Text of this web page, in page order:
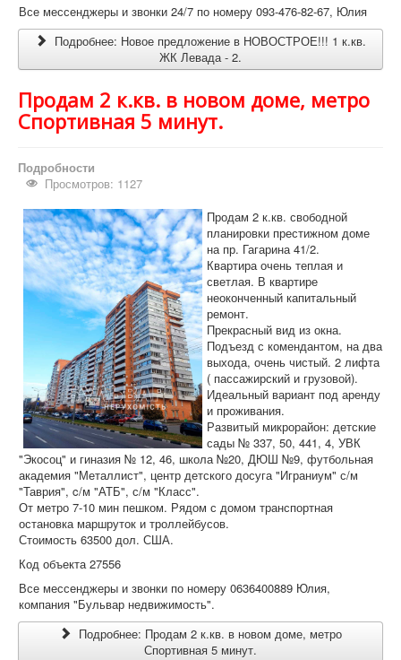
Все мессенджеры и звонки 24/7 по номеру 093-476-82-67, Юлия
Подробнее: Новое предложение в НОВОСТРОЕ!!! 1 к.кв.
ЖК Левада - 2.
Продам 2 к.кв. в новом доме, метро
Спортивная 5 минут.
Подробности
Просмотров: 1127
Продам 2 к.кв. свободной
планировки престижном доме
на пр. Гагарина 41/2.
Квартира очень теплая и
светлая. В квартире
неоконченный капитальный
ремонт.
Прекрасный вид из окна.
Подъезд с комендантом, на два
выхода, очень чистый. 2 лифта
( пассажирский и грузовой).
Идеальный вариант под аренду
и проживания.
Развитый микрорайон: детские
сады № 337, 50, 441, 4, УВК
"Экосоц" и гиназия № 12, 46, школа №20, ДЮШ №9, футбольная
академия "Металлист", центр детского досуга "Играниум" с/м
"Таврия", c/м "АТБ", с/м "Класс".
От метро 7-10 мин пешком. Рядом с домом транспортная
остановка маршруток и троллейбусов.
Стоимость 63500 дол. США.
Код объекта 27556
Все мессенджеры и звонки по номеру 0636400889 Юлия,
компания "Бульвар недвижимость".
Подробнее: Продам 2 к.кв. в новом доме, метро
Спортивная 5 минут.